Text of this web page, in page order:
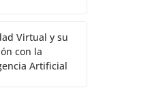
Virtual y su
con la
Artificial